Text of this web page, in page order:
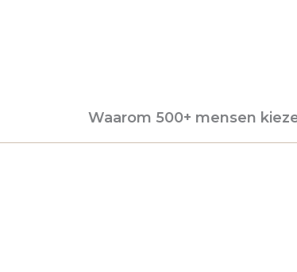
Waarom 500+ mensen